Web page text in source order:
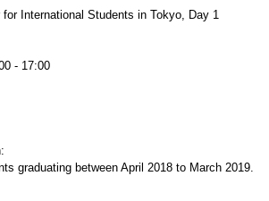
International Students in Tokyo, Day 1
- 17:00
graduating between April 2018 to March 2019.